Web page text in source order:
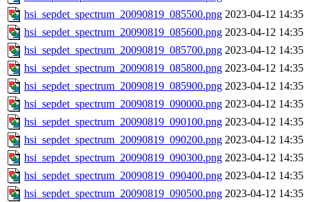
hsi_sepdet_spectrum_20090819_085500.png 2023-04-12 14:35
hsi_sepdet_spectrum_20090819_085600.png 2023-04-12 14:35
hsi_sepdet_spectrum_20090819_085700.png 2023-04-12 14:35
hsi_sepdet_spectrum_20090819_085800.png 2023-04-12 14:35
hsi_sepdet_spectrum_20090819_085900.png 2023-04-12 14:35
hsi_sepdet_spectrum_20090819_090000.png 2023-04-12 14:35
hsi_sepdet_spectrum_20090819_090100.png 2023-04-12 14:35
hsi_sepdet_spectrum_20090819_090200.png 2023-04-12 14:35
hsi_sepdet_spectrum_20090819_090300.png 2023-04-12 14:35
hsi_sepdet_spectrum_20090819_090400.png 2023-04-12 14:35
hsi_sepdet_spectrum_20090819_090500.png 2023-04-12 14:35